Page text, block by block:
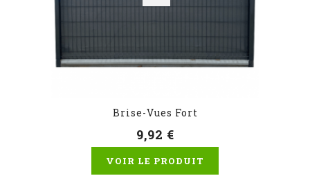
Brise-Vues Fort
9,92 €
VOIR LE PRODUIT